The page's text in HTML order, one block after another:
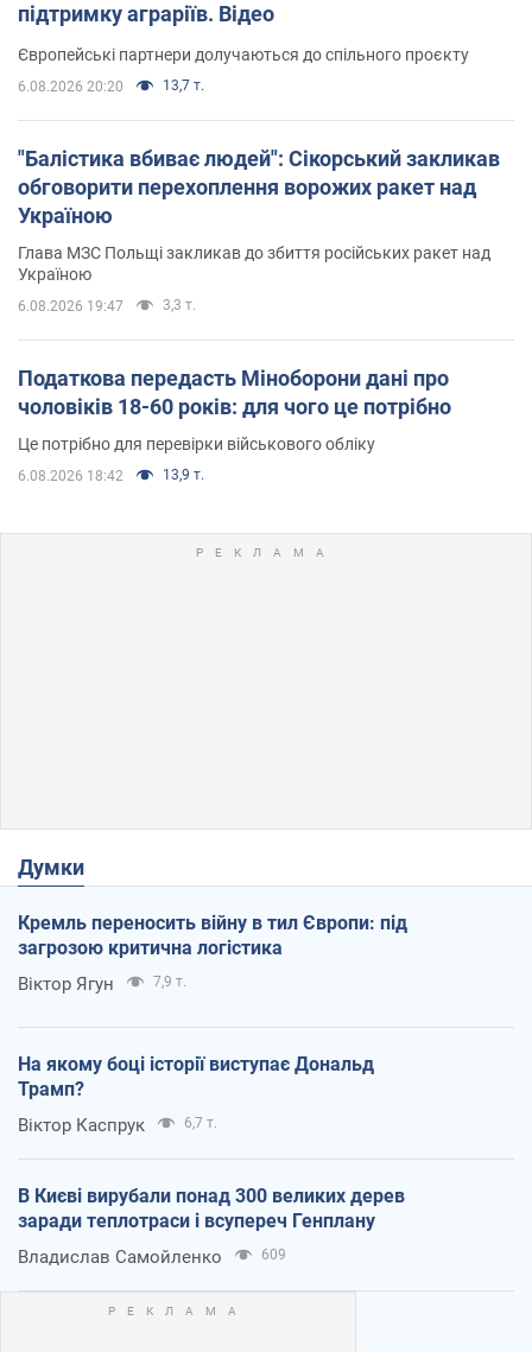
підтримку аграріїв. Відео
Європейські партнери долучаються до спільного проєкту
6.08.2026 20:20 13,7 т.
"Балістика вбиває людей": Сікорський закликав
обговорити перехоплення ворожих ракет над
Україною
Глава МЗС Польщі закликав до збиття російських ракет над
Україною
6.08.2026 19:47 3,3 т.
Податкова передасть Міноборони дані про
чоловіків 18-60 років: для чого це потрібно
Це потрібно для перевірки військового обліку
6.08.2026 18:42 13,9 т.
Думки
Кремль переносить війну в тил Європи: під
загрозою критична логістика
Віктор Ягун 7,9 т.
На якому боці історії виступає Дональд
Трамп?
Віктор Каспрук 6,7 т.
В Києві вирубали понад 300 великих дерев
заради теплотраси і всупереч Генплану
Владислав Самойленко 609